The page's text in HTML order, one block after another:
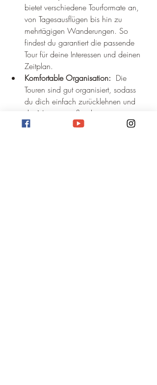
bietet verschiedene Tourformate an,
von Tagesausflügen bis hin zu
mehrtägigen Wanderungen. So
findest du garantiert die passende
Tour für deine Interessen und deinen
Zeitplan.
Komfortable Organisation: Die
Touren sind gut organisiert, sodass
du dich einfach zurücklehnen und
die Natur genießen kannst.